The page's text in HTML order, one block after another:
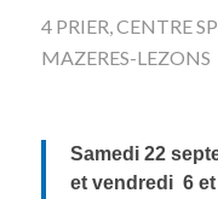
4 PRIER,CENTRE
MAZERES-LEZONS
Samedi 22
et vendredi 6